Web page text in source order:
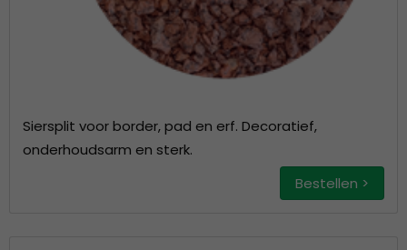
Siersplit voor border, pad en erf. Decoratief,
onderhoudsarm en sterk.
Bestellen >